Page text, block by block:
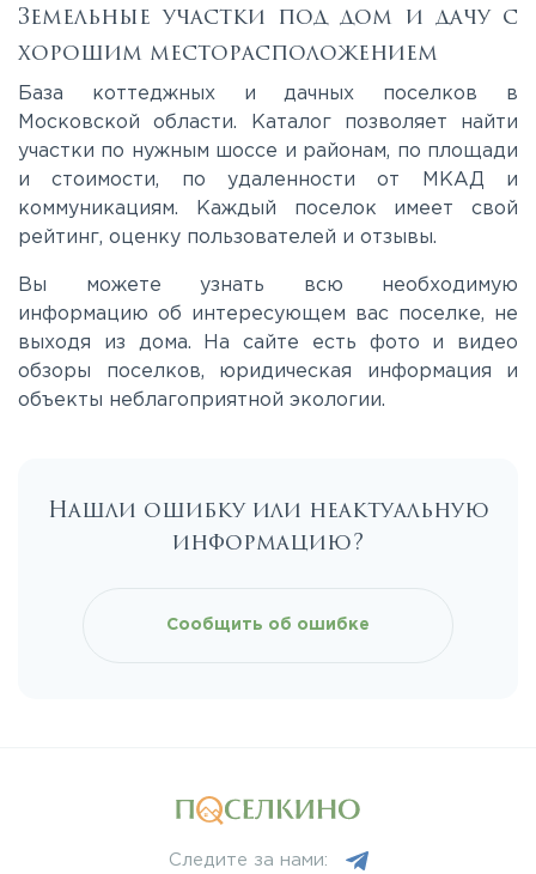
Киевское
Минское
Новорижское
Земельные участки под дом и дачу с
хорошим месторасположением
База коттеджных и дачных поселков в
Московской области. Каталог позволяет найти
участки по нужным шоссе и районам, по площади
и стоимости, по удаленности от МКАД и
коммуникациям. Каждый поселок имеет свой
рейтинг, оценку пользователей и отзывы.
Вы можете узнать всю необходимую
информацию об интересующем вас поселке, не
выходя из дома. На сайте есть фото и видео
обзоры поселков, юридическая информация и
объекты неблагоприятной экологии.
Нашли ошибку или неактуальную
информацию?
Сообщить об ошибке
Следите за нами: